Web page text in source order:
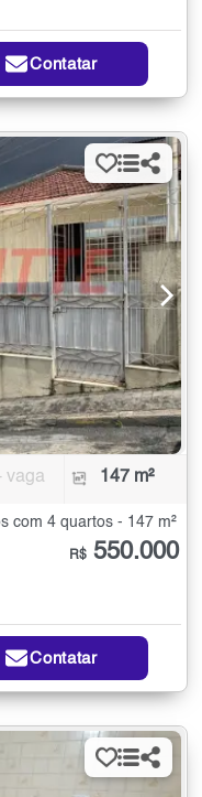
Contatar
vaga 147 m²
com 4 quartos - 147 m²
R$ 550.000
Contatar